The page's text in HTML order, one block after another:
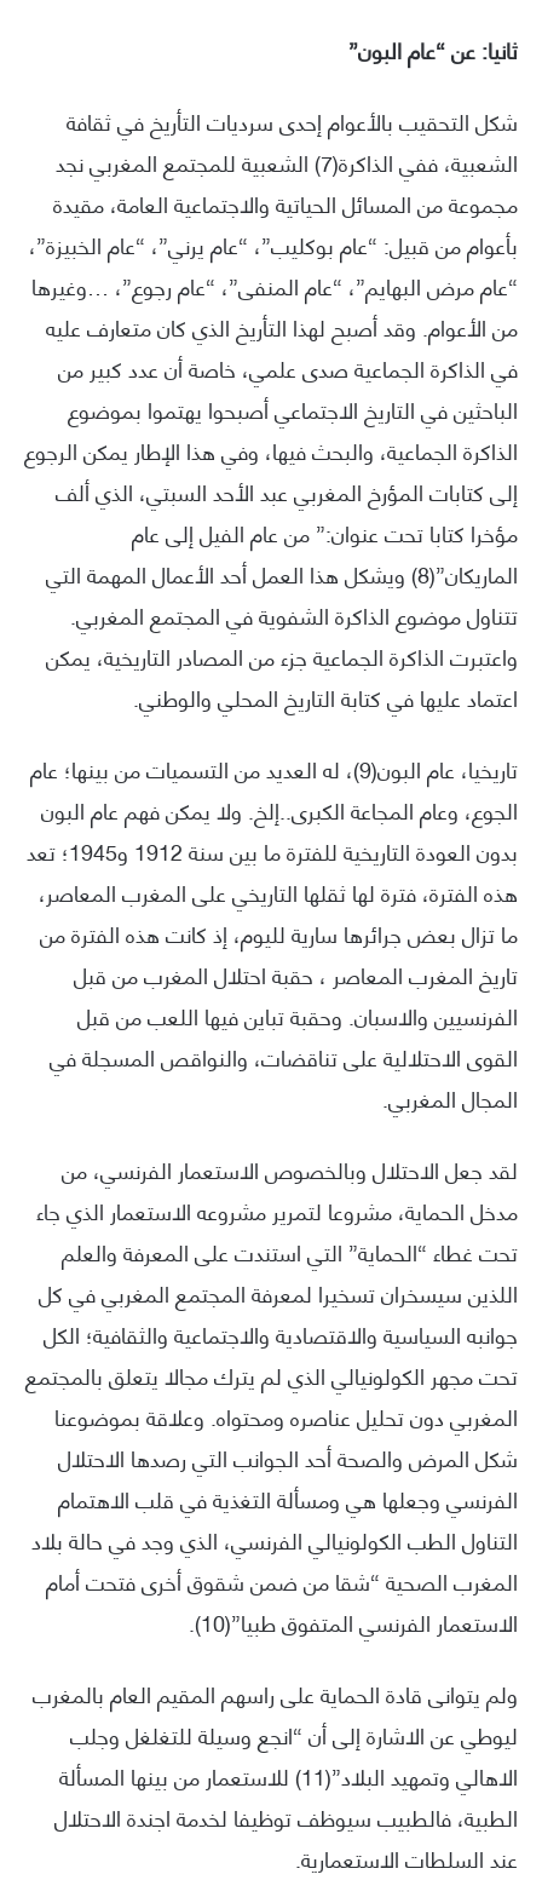
ثانيا: عن “عام البون”
شكل التحقيب بالأعوام إحدى سرديات التأريخ في ثقافة
الشعبية، ففي الذاكرة(7) الشعبية للمجتمع المغربي نجد
مجموعة من المسائل الحياتية والاجتماعية العامة، مقيدة
بأعوام من قبيل: “عام بوكليب”، “عام يرني”، “عام الخبيزة”،
“عام مرض البهايم”، “عام المنفى”، “عام رجوع”، …وغيرها
من الأعوام. وقد أصبح لهذا التأريخ الذي كان متعارف عليه
في الذاكرة الجماعية صدى علمي، خاصة أن عدد كبير من
الباحثين في التاريخ الاجتماعي أصبحوا يهتموا بموضوع
الذاكرة الجماعية، والبحث فيها، وفي هذا الإطار يمكن الرجوع
إلى كتابات المؤرخ المغربي عبد الأحد السبتي، الذي ألف
مؤخرا كتابا تحت عنوان:” من عام الفيل إلى عام
الماريكان”(8) ويشكل هذا العمل أحد الأعمال المهمة التي
تتناول موضوع الذاكرة الشفوية في المجتمع المغربي.
واعتبرت الذاكرة الجماعية جزء من المصادر التاريخية، يمكن
اعتماد عليها في كتابة التاريخ المحلي والوطني.
تاريخيا، عام البون(9)، له العديد من التسميات من بينها؛ عام
الجوع، وعام المجاعة الكبرى..إلخ. ولا يمكن فهم عام البون
بدون العودة التاريخية للفترة ما بين سنة 1912 و1945؛ تعد
هذه الفترة، فترة لها ثقلها التاريخي على المغرب المعاصر،
ما تزال بعض جرائرها سارية لليوم، إذ كانت هذه الفترة من
تاريخ المغرب المعاصر ، حقبة احتلال المغرب من قبل
الفرنسيين والاسبان. وحقبة تباين فيها اللعب من قبل
القوى الاحتلالية على تناقضات، والنواقص المسجلة في
المجال المغربي.
لقد جعل الاحتلال وبالخصوص الاستعمار الفرنسي، من
مدخل الحماية، مشروعا لتمرير مشروعه الاستعمار الذي جاء
تحت غطاء “الحماية” التي استندت على المعرفة والعلم
اللذين سيسخران تسخيرا لمعرفة المجتمع المغربي في كل
جوانبه السياسية والاقتصادية والاجتماعية والثقافية؛ الكل
تحت مجهر الكولونيالي الذي لم يترك مجالا يتعلق بالمجتمع
المغربي دون تحليل عناصره ومحتواه. وعلاقة بموضوعنا
شكل المرض والصحة أحد الجوانب التي رصدها الاحتلال
الفرنسي وجعلها هي ومسألة التغذية في قلب الاهتمام
التناول الطب الكولونيالي الفرنسي، الذي وجد في حالة بلاد
المغرب الصحية “شقا من ضمن شقوق أخرى فتحت أمام
الاستعمار الفرنسي المتفوق طبيا”(10).
ولم يتوانى قادة الحماية على راسهم المقيم العام بالمغرب
ليوطي عن الاشارة إلى أن “انجع وسيلة للتغلغل وجلب
الاهالي وتمهيد البلاد”(11) للاستعمار من بينها المسألة
الطبية، فالطبيب سيوظف توظيفا لخدمة اجندة الاحتلال
عند السلطات الاستعمارية.